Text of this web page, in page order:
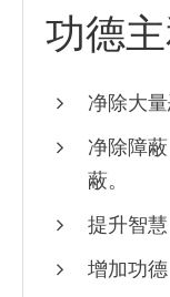
功德
净除大
净除障
蔽。
提升智慧
增加功德